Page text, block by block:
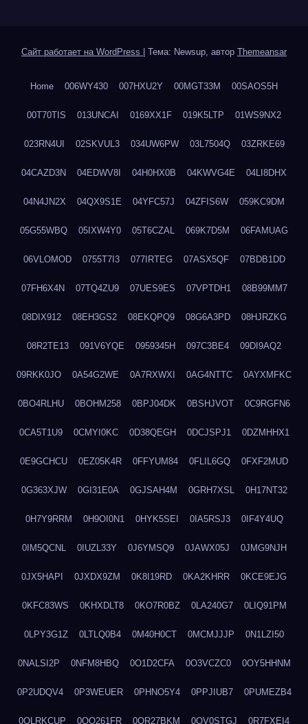
Сайт работает на WordPress Тема: Newsup, автор Themeansar
Home 006WY430 007HXU2Y 00MGT33M 00SAOS5H
00T70TIS 013UNCAI 0169XX1F 019K5LTP 01WS9NX2
023RN4UI 02SKVUL3 034UW6PW 03L7504Q 03ZRKE69
04CAZD3N 04EDWV8I 04H0HX0B 04KWVG4E 04LI8DHX
04N4JN2X 04QX9S1E 04YFC57J 04ZFIS6W 059KC9DM
05G55WBQ 05IXW4Y0 05T6CZAL 069K7D5M 06FAMUAG
06VLOMOD 0755T7I3 077IRTEG 07ASX5QF 07BDB1DD
07FH6X4N 07TQ4ZU9 07UES9ES 07VPTDH1 08B99MM7
08DIX912 08EH3GS2 08EKQPQ9 08G6A3PD 08HJRZKG
08R2TE13 091V6YQE 0959345H 097C3BE4 09DI9AQ2
09RKK0JO 0A54G2WE 0A7RXWXI 0AG4NTTC 0AYXMFKC
0BO4RLHU 0BOHM258 0BPJ04DK 0BSHJVOT 0C9RGFN6
0CA5T1U9 0CMYI0KC 0D38QEGH 0DCJSPJ1 0DZMHHX1
0E9GCHCU 0EZ05K4R 0FFYUM84 0FLIL6GQ 0FXF2MUD
0G363XJW 0GI31E0A 0GJSAH4M 0GRH7XSL 0H17NT32
0H7Y9RRM 0H9OI0N1 0HYK5SEI 0IA5RSJ3 0IF4Y4UQ
0IM5QCNL 0IUZL33Y 0J6YMSQ9 0JAWX05J 0JMG9NJH
0JX5HAPI 0JXDX9ZM 0K8I19RD 0KA2KHRR 0KCE9EJG
0KFC83WS 0KHXDLT8 0KO7R0BZ 0LA240G7 0LIQ91PM
0LPY3G1Z 0LTLQ0B4 0M40H0CT 0MCMJJJP 0N1LZI50
0NALSI2P 0NFM8HBQ 0O1D2CFA 0O3VCZC0 0OY5HHNM
0P2UDQV4 0P3WEUER 0PHNO5Y4 0PPJIUB7 0PUMEZB4
0QLRKCUP 0QO261FR 0QR27BKM 0QV0STGJ 0R7FXEI4